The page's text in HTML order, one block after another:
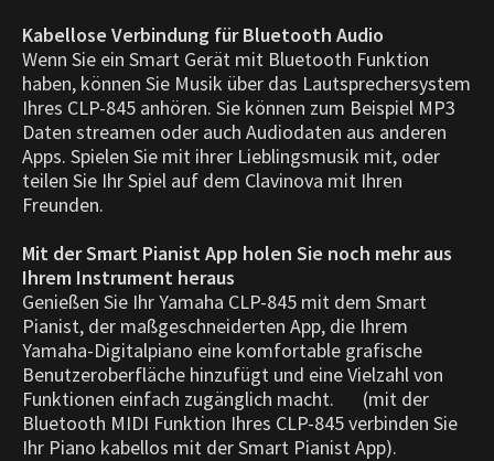
Kabellose Verbindung für Bluetooth Audio
Wenn Sie ein Smart Gerät mit Bluetooth Funktion
haben, können Sie Musik über das Lautsprechersystem
Ihres CLP-845 anhören. Sie können zum Beispiel MP3
Daten streamen oder auch Audiodaten aus anderen
Apps. Spielen Sie mit ihrer Lieblingsmusik mit, oder
teilen Sie Ihr Spiel auf dem Clavinova mit Ihren
Freunden.
Mit der Smart Pianist App holen Sie noch mehr aus
Ihrem Instrument heraus
Genießen Sie Ihr Yamaha CLP-845 mit dem Smart
Pianist, der maßgeschneiderten App, die Ihrem
Yamaha-Digitalpiano eine komfortable grafische
Benutzeroberfläche hinzufügt und eine Vielzahl von
Funktionen einfach zugänglich macht. (mit der
Bluetooth MIDI Funktion Ihres CLP-845 verbinden Sie
Ihr Piano kabellos mit der Smart Pianist App).